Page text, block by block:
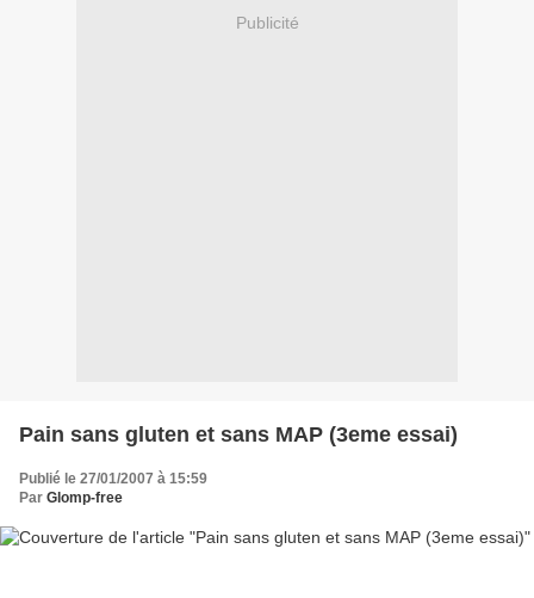
Publicité
Pain sans gluten et sans MAP (3eme essai)
Publié le 27/01/2007 à 15:59
Par Glomp-free